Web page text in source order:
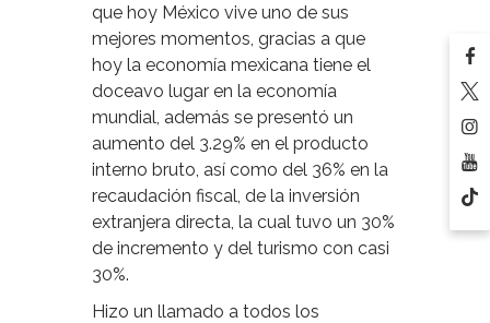
que hoy México vive uno de sus
mejores momentos, gracias a que
hoy la economía mexicana tiene el
doceavo lugar en la economía
mundial, además se presentó un
aumento del 3.29% en el producto
interno bruto, así como del 36% en la
recaudación fiscal, de la inversión
extranjera directa, la cual tuvo un 30%
de incremento y del turismo con casi
30%.
Hizo un llamado a todos los